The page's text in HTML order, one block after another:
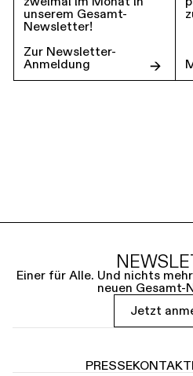
unserem Gesamt-
Newsletter!
Zur Newsletter-
Anmeldung
Einer für Alle. Und nichts
neuen Gesamt-
Jetzt
PRESSEKONTAKT